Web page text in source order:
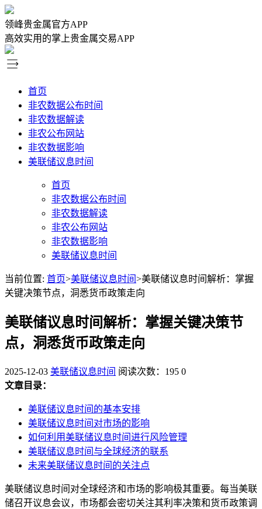
领峰贵金属官方APP
高效实用的掌上贵金属交易APP
首页
非农数据公布时间
非农数据解读
非农公布网站
非农数据影响
美联储议息时间
首页
非农数据公布时间
非农数据解读
非农公布网站
非农数据影响
美联储议息时间
当前位置: 首页>美联储议息时间>美联储议息时间解析：掌握
关键决策节点，洞悉货币政策走向
美联储议息时间解析：掌握关键决策节
点，洞悉货币政策走向
2025-12-03 美联储议息时间 阅读次数：195 0
文章目录：
美联储议息时间的基本安排
美联储议息时间对市场的影响
如何利用美联储议息时间进行风险管理
美联储议息时间与全球经济的联系
未来美联储议息时间的关注点
美联储议息时间对全球经济和市场的影响极其重要。每当美联
储召开议息会议，市场都会密切关注其利率决策和货币政策调